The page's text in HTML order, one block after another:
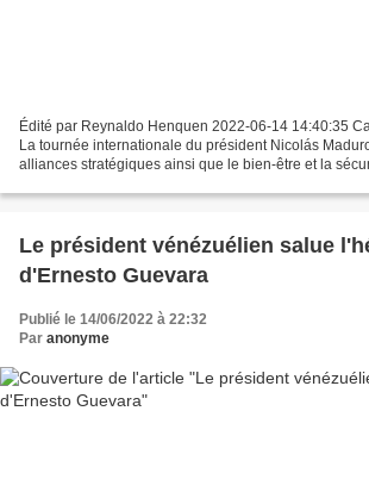
Édité par Reynaldo Henquen 2022-06-14 14:40:35
La tournée internationale du président Nicolás
alliances stratégiques ainsi que le bien-être et la
Le président vénézuélien salue
d'Ernesto Guevara
Publié le 14/06/2022 à 22:32
Par anonyme